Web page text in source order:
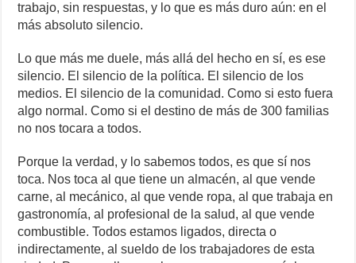
trabajo, sin respuestas, y lo que es más duro aún: en el
más absoluto silencio.
Lo que más me duele, más allá del hecho en sí, es ese
silencio. El silencio de la política. El silencio de los
medios. El silencio de la comunidad. Como si esto fuera
algo normal. Como si el destino de más de 300 familias
no nos tocara a todos.
Porque la verdad, y lo sabemos todos, es que sí nos
toca. Nos toca al que tiene un almacén, al que vende
carne, al mecánico, al que vende ropa, al que trabaja en
gastronomía, al profesional de la salud, al que vende
combustible. Todos estamos ligados, directa o
indirectamente, al sueldo de los trabajadores de esta